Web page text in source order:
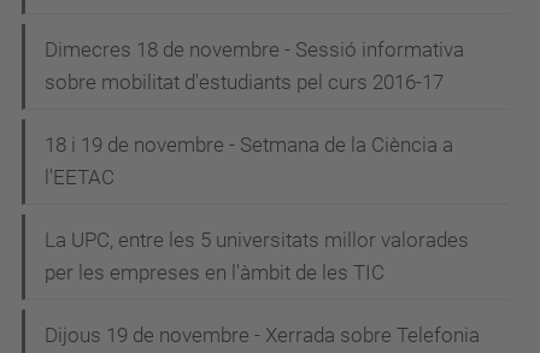
Dimecres 18 de novembre - Sessió informativa
sobre mobilitat d'estudiants pel curs 2016-17
18 i 19 de novembre - Setmana de la Ciència a
l'EETAC
La UPC, entre les 5 universitats millor valorades
per les empreses en l'àmbit de les TIC
Dijous 19 de novembre - Xerrada sobre Telefonia